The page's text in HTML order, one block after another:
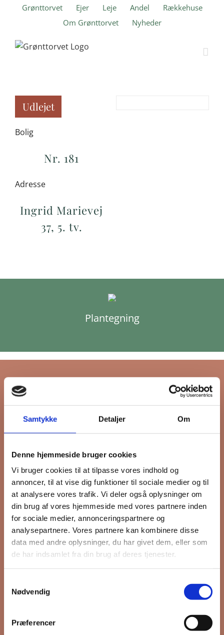
Samtykke Detaljer Om
Denne hjemmeside bruger cookies
Vi bruger cookies til at tilpasse vores indhold og
annoncer, til at vise dig funktioner til sociale medier og til
at analysere vores trafik. Vi deler også oplysninger om
din brug af vores hjemmeside med vores partnere inden
for sociale medier, annonceringspartnere og
analysepartnere. Vores partnere kan kombinere disse
data med andre oplysninger, du har givet dem, eller som
de har indsamlet fra din brug af deres tjenester.
Nødvendig
Præferencer
Grønttorvet Ejer Leje Andel
Rækkehuse
Om Grønttorvet
Nyheder
Udlejet
Bolig
Nr. 181
Adresse
Ingrid Marievej
37, 5. tv.
Plantegning
Tilmeld dig FB
nyhedsbrev
Hold dig opdateret på hvad der sker
på Grønttorvet. I vores nyhedsbrev
sender vi blandt andet invitation til
VIP Åbent Hus, når vi sætter nye
boliger til salg og udlejning, så du